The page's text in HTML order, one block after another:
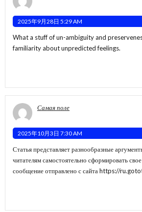
2025年9月28日 5:29 AM
What a stuff of un-ambiguity and
familiarity about unpredicted feelings.
Самая поле
2025年10月3日 7:30 AM
Статья представляет разнообразные
читателям самостоятельно сформировать
сообщение отправлено с сайта https://